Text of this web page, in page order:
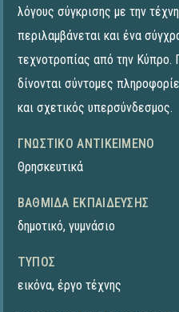
λόγους σύγκρισης με την
περιλαμβάνεται και ένα
τεχνοτροπίας από την Κύπρο.
δίνονται σύντομες
και σχετικός υπερσύνδεσμος.
ΓΝΩΣΤΙΚΌ ΑΝΤΙΚΕΊΜΕΝΟ
Θρησκευτικά
ΒΑΘΜΊΔΑ ΕΚΠΑΊΔΕΥΣΗΣ
δημοτικό, γυμνάσιο
ΤΎΠΟΣ
εικόνα, έργο τέχνης